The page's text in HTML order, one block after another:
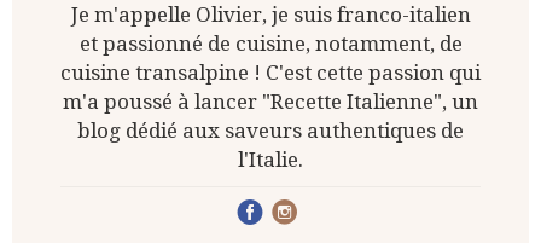
Je m'appelle Olivier, je suis franco-italien
et passionné de cuisine, notamment, de
cuisine transalpine ! C'est cette passion qui
m'a poussé à lancer "Recette Italienne", un
blog dédié aux saveurs authentiques de
l'Italie.